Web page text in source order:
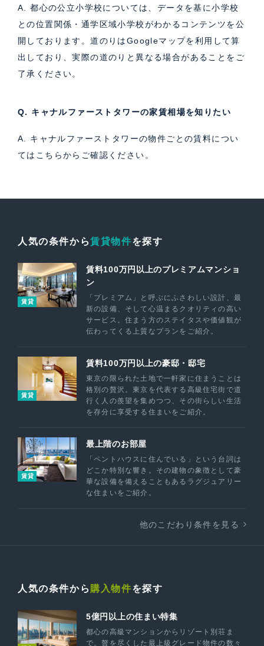
A. 都心の公立小学校については、データを基に小学校
との位置関係・通学区域小学校がわかるコンテンツを公
開しております。道のりはGoogleマップを利用して算
出しており、実際の道のりと異なる場合があることをご
了承ください。
Q. キャナルファーストタワーの家賃相場を知りたい
A. キャナルファーストタワーの物件ごとの賃料につい
ては こちらからご確認ください。
人気の条件から賃貸物件を探す
賃貸
賃料100万円以上のプレミアムマンショ
ン
「プレミアム」と呼ぶにふさわしい設計、最
新の設備、そして心温まるクオリティの高い
サービス。住まう方のステイタスや価値観が
伝わってくる上質なプランをご紹介。
賃貸
賃料100万円以上の豪邸・邸宅
東京の限られた土地で一軒家に住まうことは
格別の贅沢。東京を代表する高級住宅街で道
行く人の羨望を集めつつ、その街らしい生活
を存分に享受する住まいをご紹介。
賃貸
最上階のお部屋
「ペントハウスに住んでいる」という台詞は
どこか特別な響き。その建物の象徴として豪
華な設備を備えることもあるラグジュアリー
な住まいをご紹介。
他のこだわり条件を見る
人気の条件から 購入物件を探す
5億円以上の住まい特集
都心の高級マンションからリゾート別荘ま
で。贅を尽くした最上級グレード物件の数々